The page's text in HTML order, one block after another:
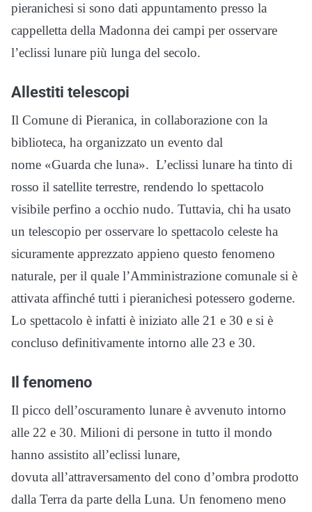
pieranichesi si sono dati appuntamento presso la
cappelletta della Madonna dei campi per osservare
l’eclissi lunare più lunga del secolo.
Allestiti telescopi
Il Comune di Pieranica, in collaborazione con la
biblioteca, ha organizzato un evento dal
nome «Guarda che luna». L’eclissi lunare ha tinto di
rosso il satellite terrestre, rendendo lo spettacolo
visibile perfino a occhio nudo. Tuttavia, chi ha usato
un telescopio per osservare lo spettacolo celeste ha
sicuramente apprezzato appieno questo fenomeno
naturale, per il quale l’Amministrazione comunale si è
attivata affinché tutti i pieranichesi potessero goderne.
Lo spettacolo è infatti è iniziato alle 21 e 30 e si è
concluso definitivamente intorno alle 23 e 30.
Il fenomeno
Il picco dell’oscuramento lunare è avvenuto intorno
alle 22 e 30. Milioni di persone in tutto il mondo
hanno assistito all’eclissi lunare,
dovuta all’attraversamento del cono d’ombra prodotto
dalla Terra da parte della Luna. Un fenomeno meno